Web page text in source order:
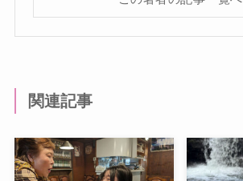
関連記事